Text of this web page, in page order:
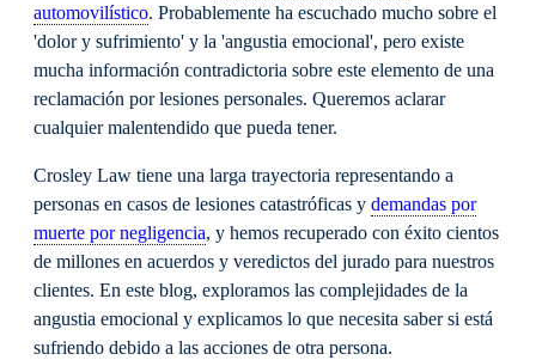
automovilístico. Probablemente ha escuchado mucho sobre el
'dolor y sufrimiento' y la 'angustia emocional', pero existe
mucha información contradictoria sobre este elemento de una
reclamación por lesiones personales. Queremos aclarar
cualquier malentendido que pueda tener.
Crosley Law tiene una larga trayectoria representando a
personas en casos de lesiones catastróficas y demandas por
muerte por negligencia, y hemos recuperado con éxito cientos
de millones en acuerdos y veredictos del jurado para nuestros
clientes. En este blog, exploramos las complejidades de la
angustia emocional y explicamos lo que necesita saber si está
sufriendo debido a las acciones de otra persona.